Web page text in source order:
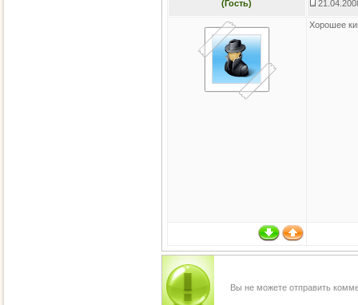
(Гость)
Хорошее
Вы не можете отправить